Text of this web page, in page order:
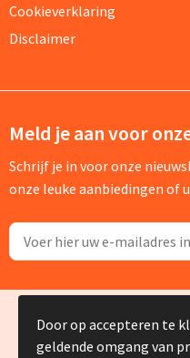
Cookieverklaring
Disclaimer
Meld je aan voor
Schrijf je in voor onze
onze leuke aanbiedingen of
© Copyright Silvia
Door op accepteren te
geldende omgang van